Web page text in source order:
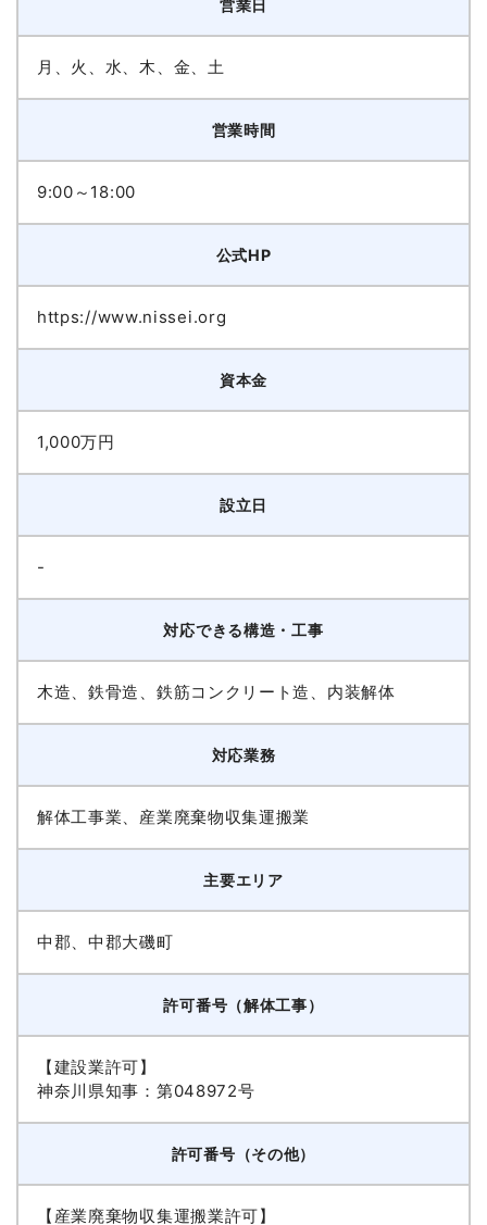
営業日
月、火、水、木、金、土
営業時間
9:00～18:00
公式HP
https://www.nissei.org
資本金
1,000万円
設立日
-
対応できる構造・工事
木造、鉄骨造、鉄筋コンクリート造、内装解体
対応業務
解体工事業、産業廃棄物収集運搬業
主要エリア
中郡、中郡大磯町
許可番号（解体工事）
【建設業許可】
神奈川県知事：第048972号
許可番号（その他）
【産業廃棄物収集運搬業許可】